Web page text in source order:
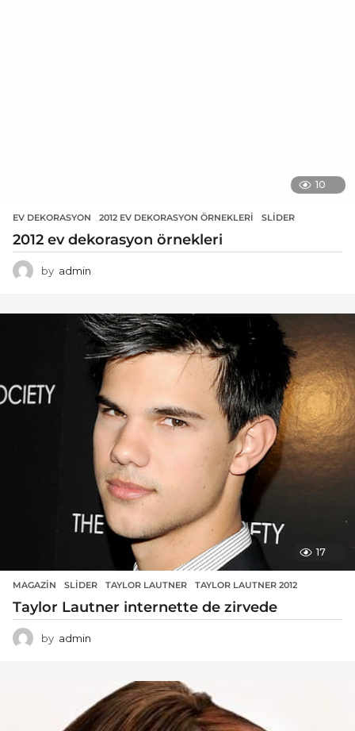
10
EV DEKORASYON 2012 EV DEKORASYON ÖRNEKLERI ,SLIDER
2012 ev dekorasyon örnekleri
by admin
17
MAGAZIN SLIDER ,TAYLOR LAUTNER ,TAYLOR LAUTNER 2012
Taylor Lautner internette de zirvede
by admin